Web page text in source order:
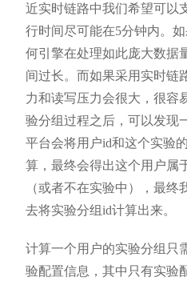
近实时链路中我们希望可以
行时间尽可能在5分钟内。
何引擎在处理如此庞大数据
间过长。而如果采用实时链
力和读写压力会很大，很容
验分组过程之后，可以发现
平台会将用户id和这个实验
算，最终会得出这个用户属
（或者不在实验中），最
去将实验分组id计算出来。
计算一个用户的实验分组只
验配置信息，其中只有实验